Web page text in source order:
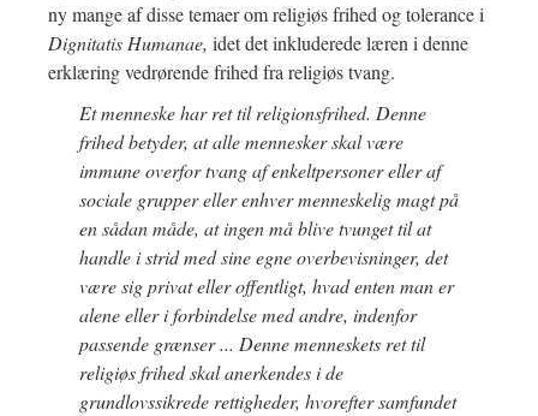
ny mange af disse temaer om religiøs frihed og tolerance i
Dignitatis Humanae, idet det inkluderede læren i denne
erklæring vedrørende frihed fra religiøs tvang.
Et menneske har ret til religionsfrihed. Denne
frihed betyder, at alle mennesker skal være
immune overfor tvang af enkeltpersoner eller af
sociale grupper eller enhver menneskelig magt på
en sådan måde, at ingen må blive tvunget til at
handle i strid med sine egne overbevisninger, det
være sig privat eller offentligt, hvad enten man er
alene eller i forbindelse med andre, indenfor
passende grænser ... Denne menneskets ret til
religiøs frihed skal anerkendes i de
grundlovssikrede rettigheder, hvorefter samfundet